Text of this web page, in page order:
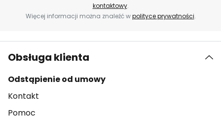
kontaktowy.
Więcej informacji można znaleźć wpolityce prywatności.
Obsługa klienta
Odstąpienie od umowy
Kontakt
Pomoc